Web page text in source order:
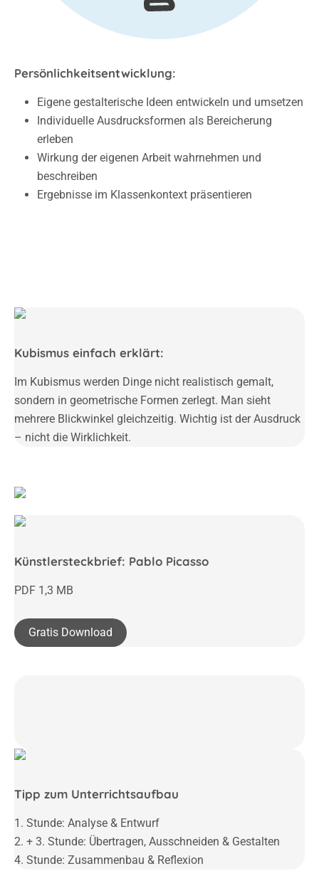
Persönlichkeitsentwicklung:
Eigene gestalterische Ideen entwickeln und umsetzen
Individuelle Ausdrucksformen als Bereicherung
erleben
Wirkung der eigenen Arbeit wahrnehmen und
beschreiben
Ergebnisse im Klassenkontext präsentieren
Kubismus einfach erklärt:
Im Kubismus werden Dinge nicht realistisch gemalt,
sondern in geometrische Formen zerlegt. Man sieht
mehrere Blickwinkel gleichzeitig. Wichtig ist der Ausdruck
– nicht die Wirklichkeit.
Künstlersteckbrief: Pablo Picasso
PDF 1,3 MB
Gratis Download
Tipp zum Unterrichtsaufbau
1. Stunde: Analyse & Entwurf
2. + 3. Stunde: Übertragen, Ausschneiden & Gestalten
4. Stunde: Zusammenbau & Reflexion